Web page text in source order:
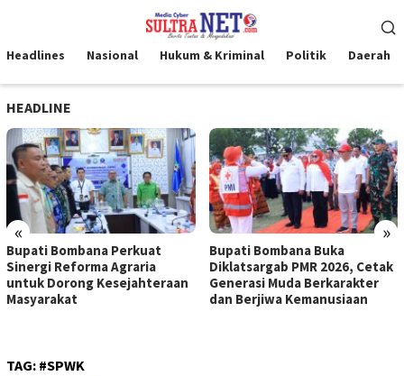
kontenMobile
Headlines Nasional Hukum & Kriminal Politik Daerah
HEADLINE
« »
Bupati Bombana Perkuat
Sinergi Reforma Agraria
untuk Dorong Kesejahteraan
Masyarakat
Bupati Bombana Buka
Diklatsargab PMR 2026, Cetak
Generasi Muda Berkarakter
dan Berjiwa Kemanusiaan
TAG: #SPWK